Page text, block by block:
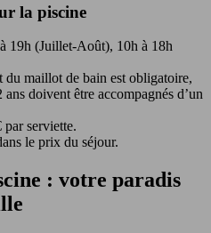
la piscine
19h (Juillet-Août), 10h à 18h
du maillot de bain est obligatoire,
doivent être accompagnés d’un
serviette.
le prix du séjour.
: votre paradis